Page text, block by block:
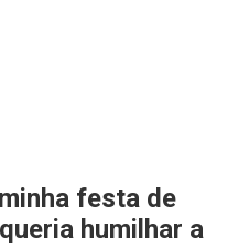
festa de
humilhar a